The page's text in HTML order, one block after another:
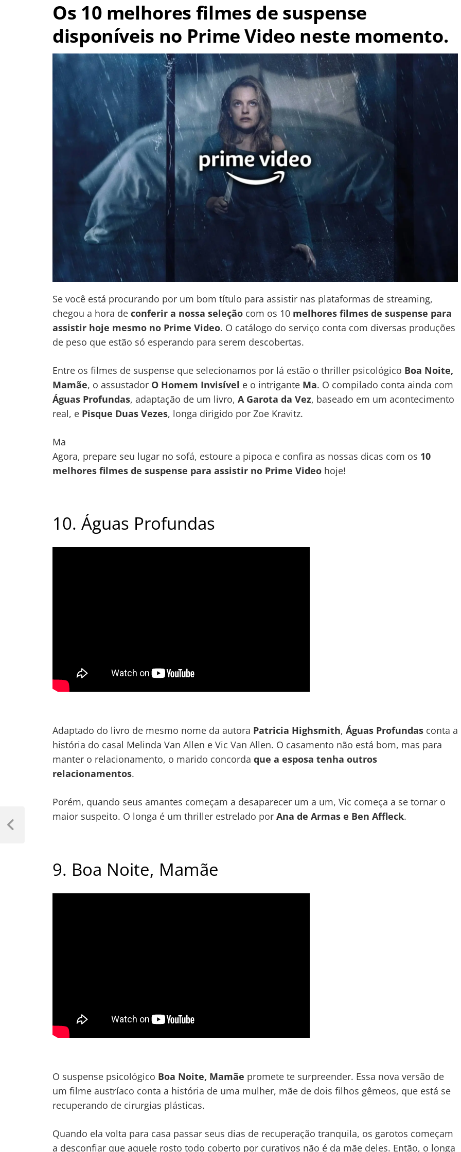
Os 10 melhores filmes de suspense
disponíveis no Prime Video neste momento.
Se você está procurando por um bom título para assistir nas plataformas de streaming,
chegou a hora de conferir a nossa seleção com os 10 melhores filmes de suspense para
assistir hoje mesmo no Prime Video. O catálogo do serviço conta com diversas produções
de peso que estão só esperando para serem descobertas.
Entre os filmes de suspense que selecionamos por lá estão o thriller psicológico Boa Noite,
Mamãe, o assustador O Homem Invisível e o intrigante Ma. O compilado conta ainda com
Águas Profundas, adaptação de um livro, A Garota da Vez, baseado em um acontecimento
real, e Pisque Duas Vezes, longa dirigido por Zoe Kravitz.
Ma
Agora, prepare seu lugar no sofá, estoure a pipoca e confira as nossas dicas com os 10
melhores filmes de suspense para assistir no Prime Video hoje!
10. Águas Profundas
Adaptado do livro de mesmo nome da autora Patricia Highsmith, Águas Profundas conta a
história do casal Melinda Van Allen e Vic Van Allen. O casamento não está bom, mas para
manter o relacionamento, o marido concorda que a esposa tenha outros
relacionamentos.
Porém, quando seus amantes começam a desaparecer um a um, Vic começa a se tornar o
maior suspeito. O longa é um thriller estrelado por Ana de Armas e Ben Affleck.
9. Boa Noite, Mamãe
O suspense psicológico Boa Noite, Mamãe promete te surpreender. Essa nova versão de
um filme austríaco conta a história de uma mulher, mãe de dois filhos gêmeos, que está se
recuperando de cirurgias plásticas.
Quando ela volta para casa passar seus dias de recuperação tranquila, os garotos começam
a desconfiar que aquele rosto todo coberto por curativos não é da mãe deles. Então, o longa
Navegação
de
Previous